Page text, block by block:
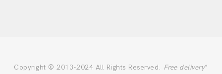
Copyright © 2013-2024 All Rights Reserved. Free delivery*